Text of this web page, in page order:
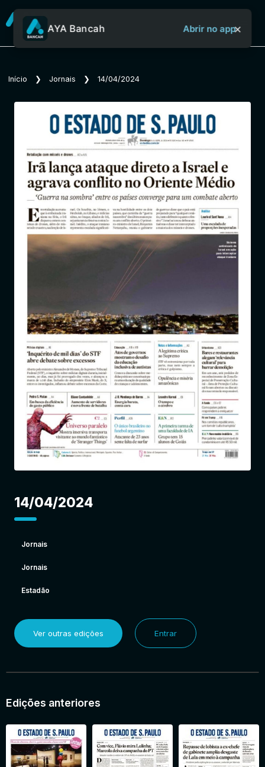
Sobre o Aya Bancah
Início
Revistas
Jornais
AYA Bancah Abrir no app×
Início ❯ Jornais ❯ 14/04/2024
14/04/2024
Jornais
Jornais
Estadão
Ver outras edições Entrar
Edições anteriores